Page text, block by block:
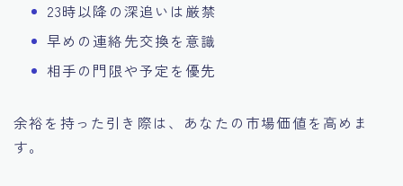
23時以降の深追いは厳禁
早めの連絡先交換を意識
相手の門限や予定を優先
余裕を持った引き際は、あなたの市場価値を高めま
す。